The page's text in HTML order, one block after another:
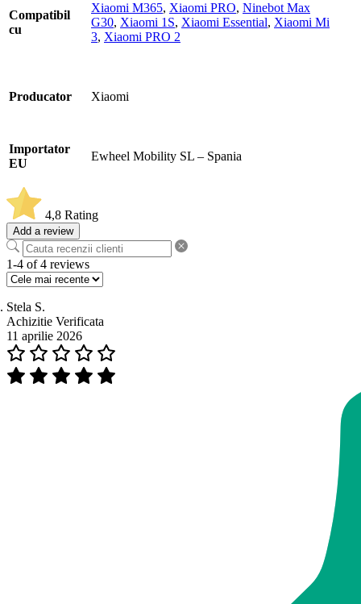
Compatibil
cu
Xiaomi M365, Xiaomi PRO, Ninebot Max
G30, Xiaomi 1S, Xiaomi Essential, Xiaomi Mi
3, Xiaomi PRO 2
Producator Xiaomi
Importator
EU
Ewheel Mobility SL – Spania
4,8 Rating
Add a review
1-4 of 4 reviews
Stela S.
Achizitie Verificata
11 aprilie 2026